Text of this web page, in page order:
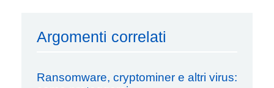
Argomenti correlati
Ransomware, cryptominer e altri virus: